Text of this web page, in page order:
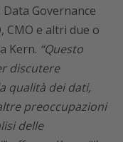
Governance
CMO e altri due o
Kern. “Questo
discutere
qualità dei dati,
preoccupazioni
delle